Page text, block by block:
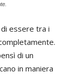
essere tra i
di un
in maniera